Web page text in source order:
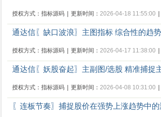
授权方式：指标源码 更新时间： 2026-04-18 11:55:00
通达信〖缺口波浪〗主图指标 综合性的趋
授权方式：指标源码 更新时间： 2026-04-17 11:38:00
通达信〖妖股奋起〗主副图/选股 精准捕捉
授权方式：指标源码 更新时间： 2026-04-08 10:31:00
〖连板节奏〗捕捉股价在强势上涨趋势中